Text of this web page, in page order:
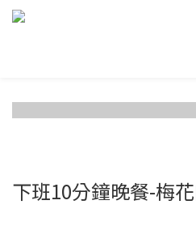
下班10分鐘晚餐-梅